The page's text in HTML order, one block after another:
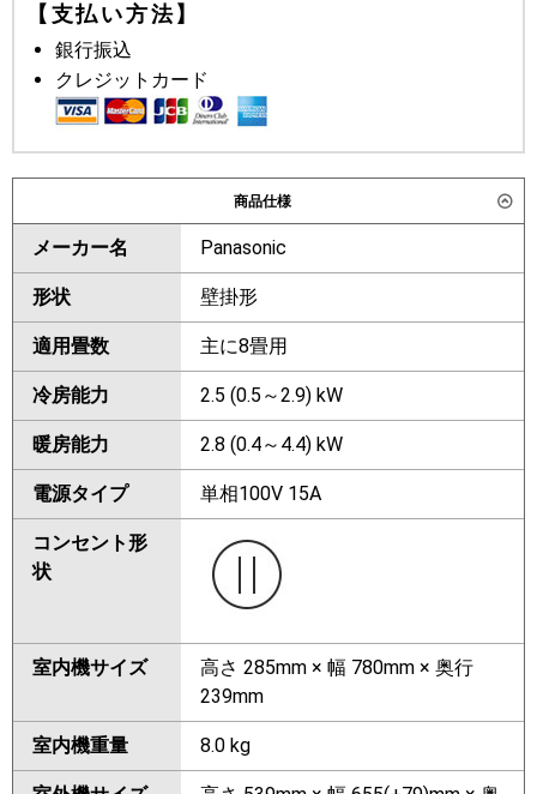
【支払い方法】
銀行振込
クレジットカード
商品仕様
メーカー名 Panasonic
形状 壁掛形
適用畳数 主に8畳用
冷房能力 2.5 (0.5～2.9) kW
暖房能力 2.8 (0.4～4.4) kW
電源タイプ 単相100V 15A
コンセント形
状
室内機サイズ
高さ 285mm × 幅 780mm × 奥行
239mm
室内機重量 8.0 kg